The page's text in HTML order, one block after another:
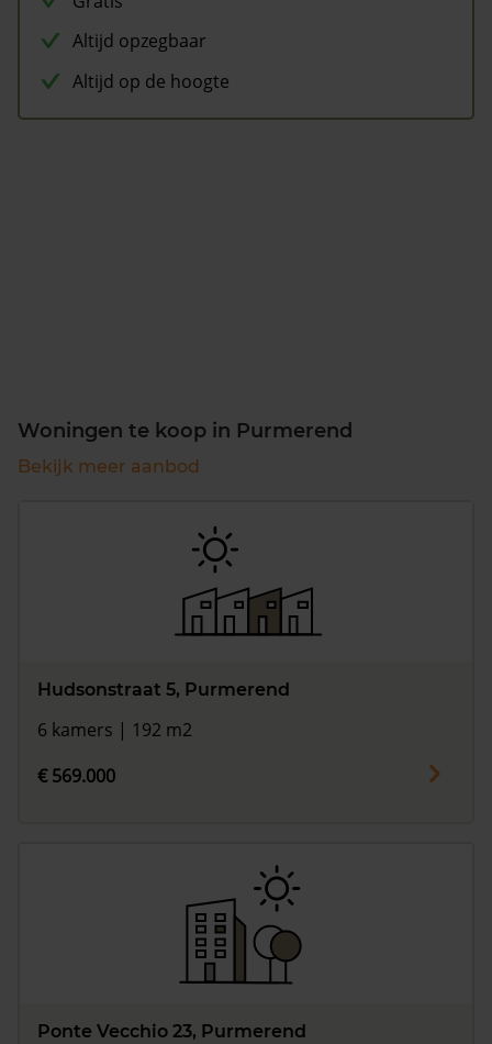
Altijd opzegbaar
Altijd op de hoogte
Woningen te koop in Purmerend
Bekijk meer aanbod
Hudsonstraat 5, Purmerend
6 kamers | 192 m2
€ 569.000
Ponte Vecchio 23, Purmerend